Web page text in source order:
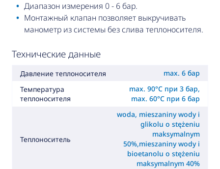
Диапазон измерения 0 - 6 бар.
Монтажный клапан позволяет выкручивать
манометр из системы без слива теплоносителя.
Технические данные
Давление теплоносителя
max. 6 бар
Температура
теплоносителя
max. 90°C при 3 бар,
max. 60°C при 6 бар
Теплоноситель
woda, mieszaniny wody i
glikolu o stężeniu
maksymalnym
50%,mieszaniny wody i
bioetanolu o stężeniu
maksymalnym 40%